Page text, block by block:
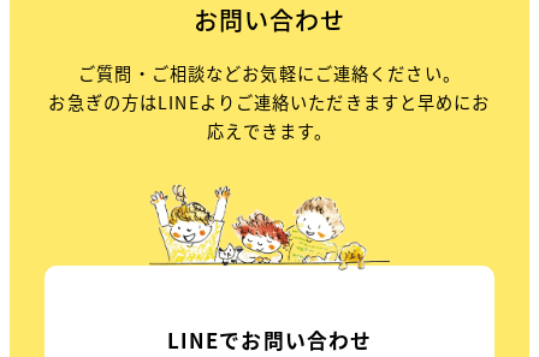
お問い合わせ
ご質問・ご相談などお気軽にご連絡ください。
お急ぎの方はLINEよりご連絡いただきますと早めにお
応えできます。
LINEでお問い合わせ